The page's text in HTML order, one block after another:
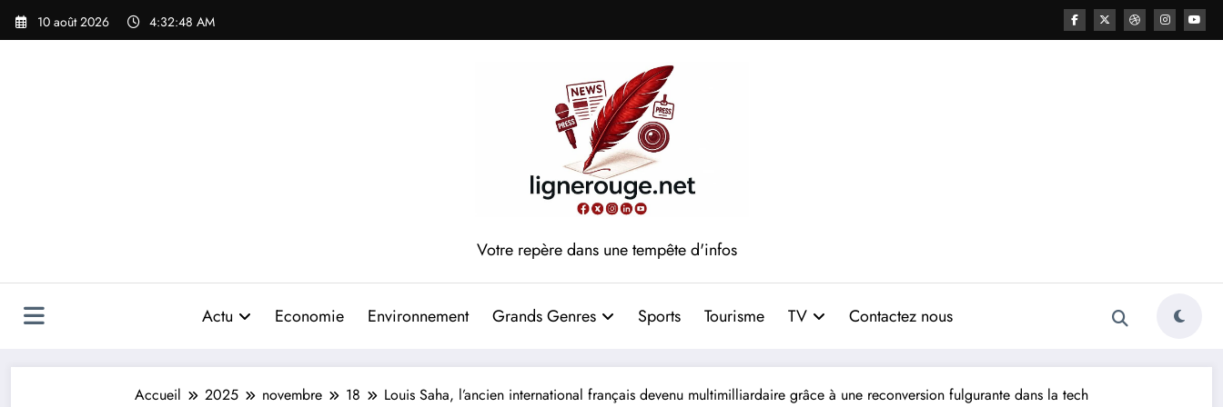
Aller
10 août 2026 4:32:50 AM
Votre repère dans une tempête d'infos
Actu Economie Environnement Grands Genres Sports Tourisme TV Contactez nous
Accueil 2025 novembre 18 Louis Saha, l’ancien international français devenu multimilliardaire grâce à une reconversion fulgurante dans la tech